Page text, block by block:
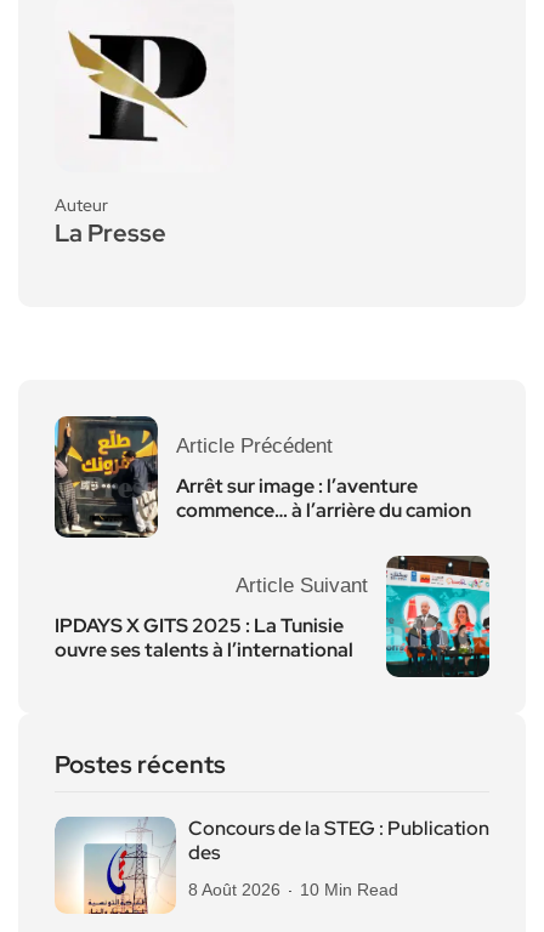
Auteur
La Presse
Article Précédent
Arrêt sur image : l’aventure
commence… à l’arrière du camion
Article Suivant
IPDAYS X GITS 2025 : La Tunisie
ouvre ses talents à l’international
Postes récents
Concours de la STEG : Publication
des
8 Août 2026 10 Min Read